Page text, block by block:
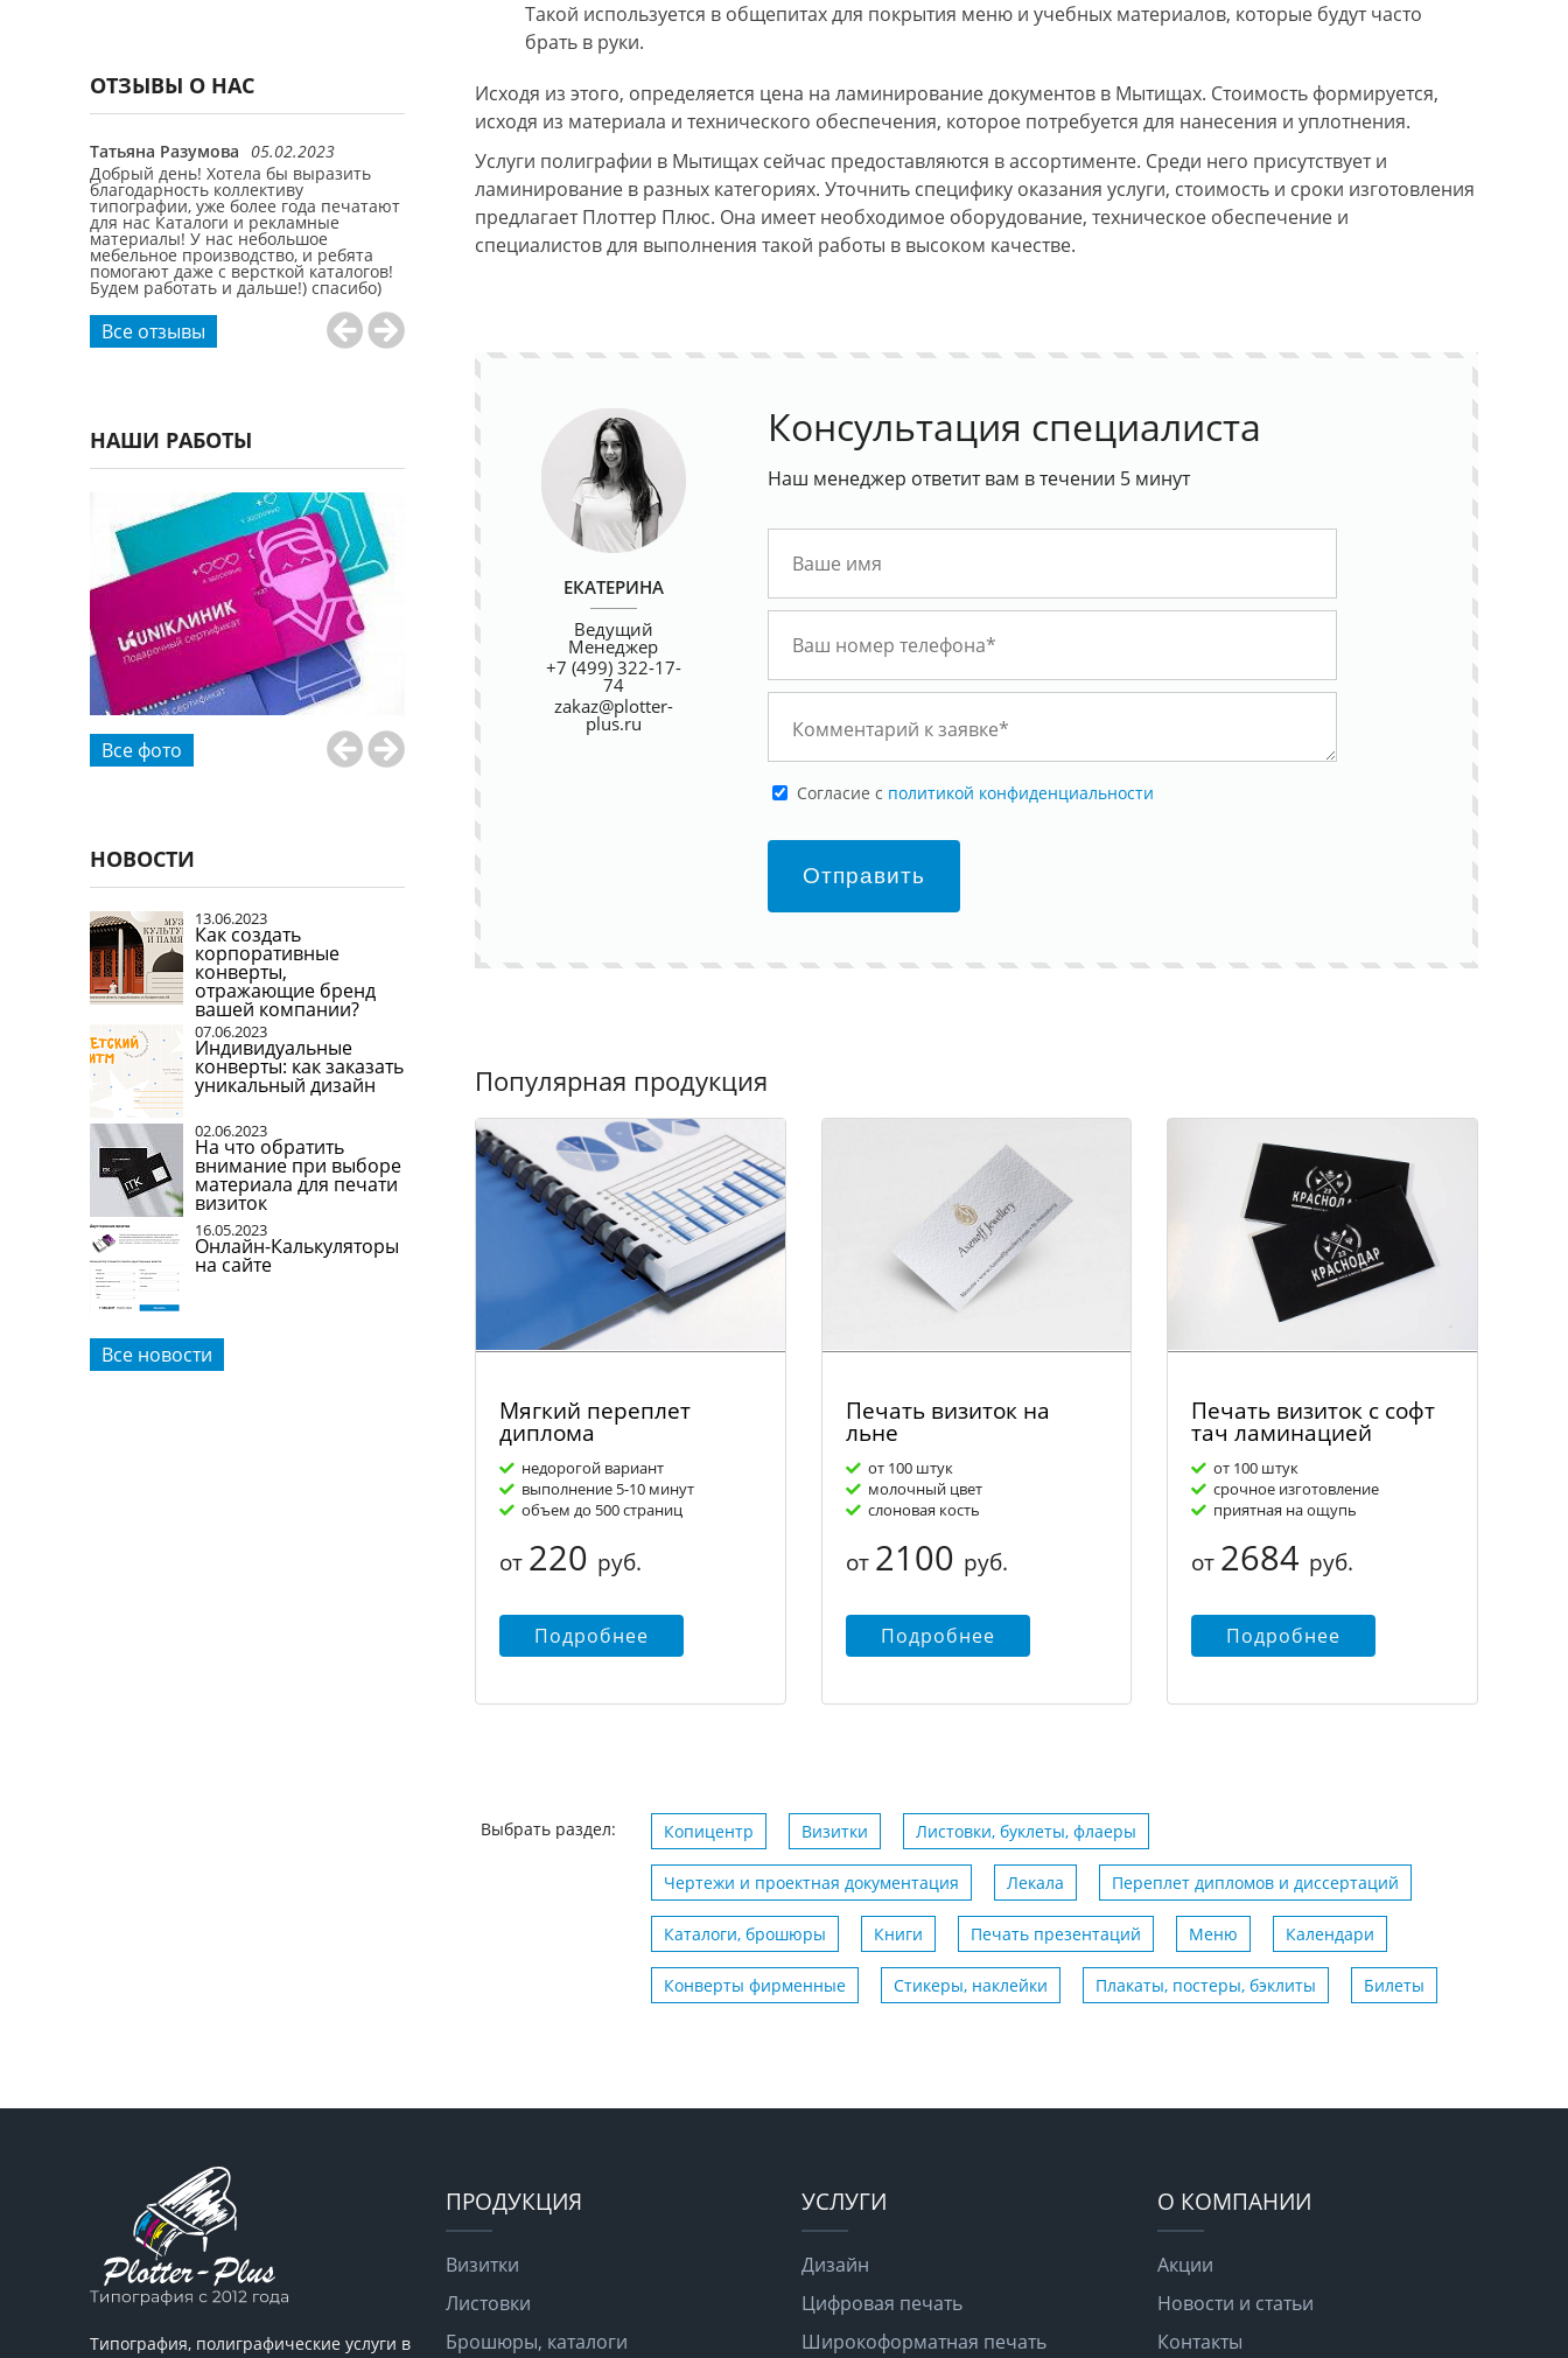
ОТЗЫВЫ О НАС
Татьяна Разумова 05.02.2023
Добрый день! Хотела бы выразить
благодарность коллективу
типографии, уже более года печатают
для нас Каталоги и рекламные
материалы! У нас небольшое
мебельное производство, и ребята
помогают даже с версткой каталогов!
Будем работать и дальше!) спасибо)
27.12.2022
Отличный салон оперативной
полиграфии, все необходимые виды
печати есть, удобное расположение
рядом с метро, профессиональные и
внимательные сотрудники . И самое
главное - приятный ценник.
Анатолий Трофименко
Отличное качество, хорошая цена!
Быстрое обслуживание удобный
доступ, хорошие специалисты!
Распечатывали лекала для кроя не
один раз, заказ был выполнен в срок!
Рекомендую!
Мария Головина
Быстро и качественно сделали дизайн
рабочих тетрадей нашей компании,
напечатали за один день, вечером
заказ уже был у нас! Остались
довольны качеством, оперативностью
и ценой! Однозначно советую)))
Отличный печатный
персонал! Заходил
Все отзывы
НАШИ РАБОТЫ
Все фото
НОВОСТИ
13.06.2023
Как создать
корпоративные
конверты,
отражающие бренд
вашей компании?
07.06.2023
Индивидуальные
конверты: как заказать
уникальный дизайн
02.06.2023
На что обратить
внимание при выборе
материала для печати
визиток
16.05.2023
Онлайн-Калькуляторы
на сайте
Все новости
Такой используется в общепитах для покрытия меню и учебных материалов, которые будут часто
брать в руки.
Исходя из этого, определяется цена на ламинирование документов в Мытищах. Стоимость формируется,
исходя из материала и технического обеспечения, которое потребуется для нанесения и уплотнения.
Услуги полиграфии в Мытищах сейчас предоставляются в ассортименте. Среди него присутствует и
ламинирование в разных категориях. Уточнить специфику оказания услуги, стоимость и сроки изготовления
предлагает Плоттер Плюс. Она имеет необходимое оборудование, техническое обеспечение и
специалистов для выполнения такой работы в высоком качестве.
ЕКАТЕРИНА
Ведущий
Менеджер
+7 (499) 322-17-
74
zakaz@plotter-
plus.ru
Консультация специалиста
Наш менеджер ответит вам в течении 5 минут
Cогласие с политикой конфиденциальности
Отправить
Популярная продукция
Мягкий переплет
диплома
недорогой вариант
выполнение 5-10 минут
объем до 500 страниц
от 220 руб.
Подробнее
Печать визиток на
льне
от 100 штук
молочный цвет
слоновая кость
от 2100 руб.
Подробнее
Печать визиток с софт
тач ламинацией
от 100 штук
срочное изготовление
приятная на ощупь
от 2684 руб.
Подробнее
Выбрать раздел: Копицентр Визитки Листовки, буклеты, флаеры
Чертежи и проектная документация Лекала Переплет дипломов и диссертаций
Каталоги, брошюры Книги Печать презентаций Меню Календари
Конверты фирменные Стикеры, наклейки Плакаты, постеры, бэклиты Билеты
Типография, полиграфические услуги в
ПРОДУКЦИЯ
Визитки
Листовки
Брошюры, каталоги
УСЛУГИ
Дизайн
Цифровая печать
Широкоформатная печать
О КОМПАНИИ
Акции
Новости и статьи
Контакты